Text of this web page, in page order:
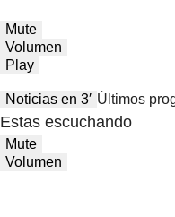
Mute
Volumen
Play
Noticias en 3′ Últimos
Estas escuchando
Mute
Volumen